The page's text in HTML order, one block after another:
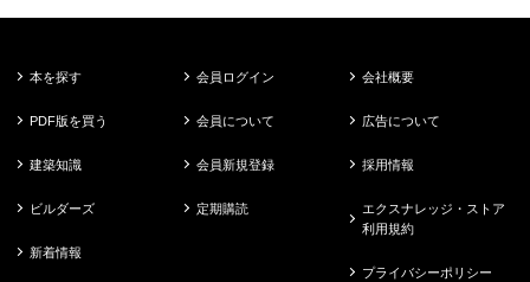
本を探す
PDF版を買う
建築知識
ビルダーズ
新着情報
会員ログイン
会員について
会員新規登録
定期購読
会社概要
広告について
採用情報
エクスナレッジ・ストア
利用規約
プライバシーポリシー